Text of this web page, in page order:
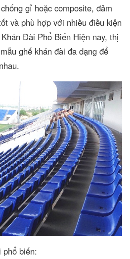
gỉ hoặc composite, đảm
và phù hợp với nhiều điều kiện
Đài Phổ Biến Hiện nay, thị
ghế khán đài đa dạng để
biến: